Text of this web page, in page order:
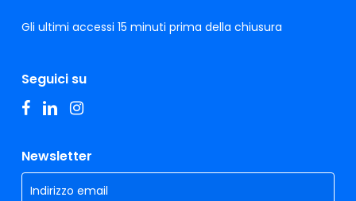
Gli ultimi accessi 15 minuti prima della chiusura
Seguici su
facebook
linkedininstagram
Newsletter